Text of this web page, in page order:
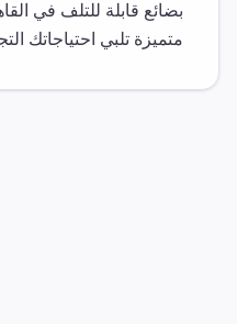
بضائع قابلة للتلف في
متميزة تلبي احتياجاتك